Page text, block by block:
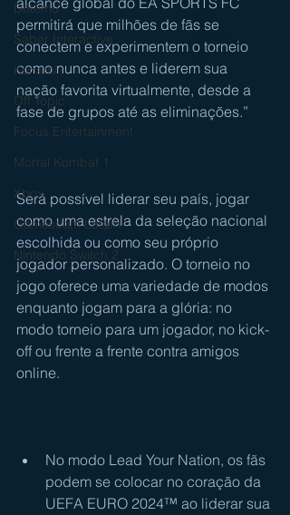
Dotemu
Saber Interactive
Konami
Off Topic
Focus Entertainment
Mortal Kombat 1
Xbox
Gamescom Latam
Nintendo Switch 2
permitirá que milhões de fãs se
conectem e experimentem o torneio
como nunca antes e liderem sua
nação favorita virtualmente, desde a
fase de grupos até as eliminações.”
Será possível liderar seu país, jogar
como uma estrela da seleção nacional
escolhida ou como seu próprio
jogador personalizado. O torneio no
jogo oferece uma variedade de modos
enquanto jogam para a glória: no
modo torneio para um jogador, no kick-
off ou frente a frente contra amigos
online.
No modo Lead Your Nation, os fãs
podem se colocar no coração da
UEFA EURO 2024™ ao liderar sua